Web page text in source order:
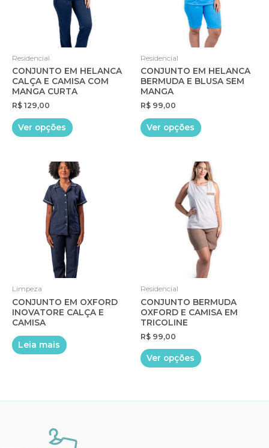
Residencial
CONJUNTO EM HELANCA
CALÇA E CAMISA COM
MANGA CURTA
R$ 129,00
Ver opções
produto
várias
variantes.
As
opções
podem
ser
escolhidas
na
página
do
Residencial
CONJUNTO EM HELANCA
BERMUDA E BLUSA SEM
MANGA
R$ 99,00
Ver opções
produto
várias
variantes.
As
opções
podem
ser
escolhidas
na
página
do
Limpeza
CONJUNTO EM OXFORD
INOVATORE CALÇA E
CAMISA
Leia mais
Residencial
CONJUNTO BERMUDA
OXFORD E CAMISA EM
TRICOLINE
R$ 99,00
Ver opções
produto
variantes.